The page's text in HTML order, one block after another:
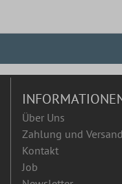
Über Uns
Zahlung und Versand
Kontakt
Job